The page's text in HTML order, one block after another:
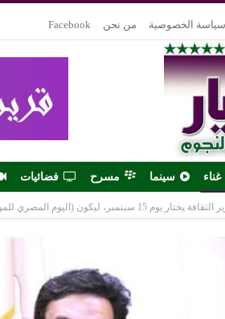
سياسة الخصوصية من نحن Facebook
غناء سينما مسرح فضائيات
يختار يوم 15 سبتمبر، ليكون (اليوم المصري للموسيقى)